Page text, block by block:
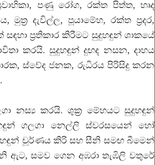
පණු රෝග, රක්ත පිත්ත, හෘද
දැවිල්ල, පූයාමේහ, රක්ත ප්‍රදර,
සඳහා ප්‍රතිකාර කිරීමට සුදුහඳුන් ශාකයේ
කරයි. සුදුහඳුන් දුඟද නසන, දාහය
ස්වේද ජනක, රුධිරය පිරිසිදු කරන
නස්‍ය කරයි. ශුක්‍ර මේහයට සුදුහඳුන්
ගලගා නෙල්ලි ස්වරසයෙන් හෝ
චූර්ණය කිරි සහ සීනි සමඟ බීමෙන්
ඇට, සමව ගෙන අඹරා තැඹිලි වතුරේ